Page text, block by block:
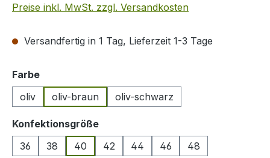
Preise inkl. MwSt. zzgl. Versandkosten
Versandfertig in 1 Tag, Lieferzeit 1-3 Tage
Farbeauswählen
oliv
oliv-braun oliv-schwarz
Konfektionsgrößeauswählen
36
38 40 42 44 46 48